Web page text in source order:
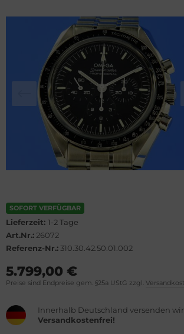
SOFORT VERFÜGBAR
Lieferzeit: 1-2 Tage
Art.Nr.: 26072
Referenz-Nr.:310.30.42.50.01.002
5.799,00 €
Preise sind Endpreise gem. §25a UStG zzgl.
Innerhalb Deutschland versenden wir
Versandkostenfrei!
Constant
Lemans
LeCoultre